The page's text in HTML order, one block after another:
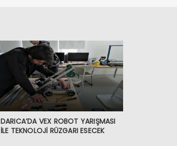
DARICA’DA VEX ROBOT YARIŞMASI
İLE TEKNOLOJİ RÜZGARI ESECEK